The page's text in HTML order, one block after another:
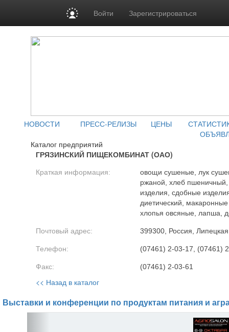
Войти Зарегистрироваться
НОВОСТИ ПРЕСС-РЕЛИЗЫ ЦЕНЫ
Каталог предприятий
ГРЯЗИНСКИЙ ПИЩЕКОМБИНАТ (ОАО)
Краткая информация:
овощи сушеные, лук
ржаной, хлеб
изделия, сдобные
диетический,
хлопья овсяные, лапша,
Почтовый адрес: 399300, Россия, Липецкая
Телефон: (07461) 2-03-17, (07461)
Факс: (07461) 2-03-61
<< Назад в каталог
Выставки и конференции по продуктам питания и